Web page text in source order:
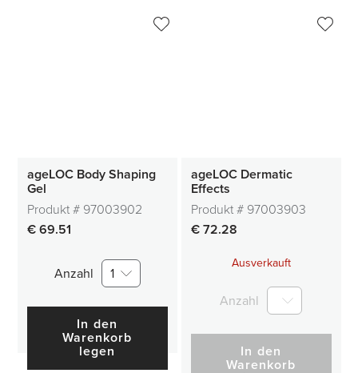
ageLOC Body Shaping
Gel
Produkt # 97003902
€ 69.51
Anzahl 1
In den
Warenkorb
legen
ageLOC Dermatic
Effects
Produkt # 97003903
€ 72.28
Ausverkauft
Anzahl
In den
Warenkorb